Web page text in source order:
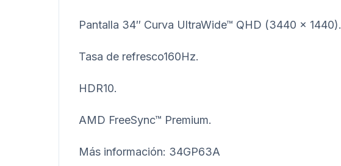
Pantalla 34″ Curva UltraWide™ QHD (3440 x 1440).
Tasa de refresco160Hz.
HDR10.
AMD FreeSync™ Premium.
Más información: 34GP63A